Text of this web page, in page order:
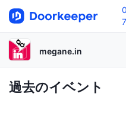
megane.in
過去のイベント